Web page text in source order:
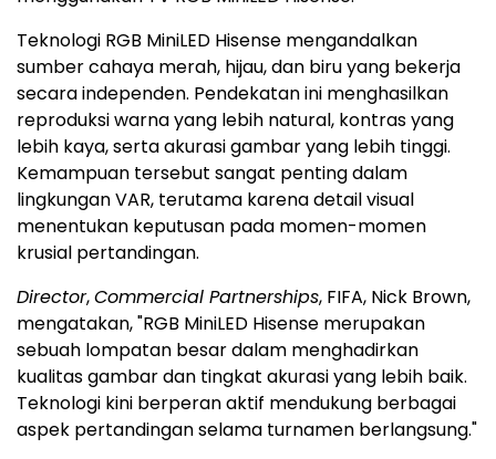
Teknologi RGB MiniLED Hisense mengandalkan
sumber cahaya merah, hijau, dan biru yang bekerja
secara independen. Pendekatan ini menghasilkan
reproduksi warna yang lebih natural, kontras yang
lebih kaya, serta akurasi gambar yang lebih tinggi.
Kemampuan tersebut sangat penting dalam
lingkungan VAR, terutama karena detail visual
menentukan keputusan pada momen-momen
krusial pertandingan.
Director,Commercial Partnerships, FIFA, Nick Brown,
mengatakan, "RGB MiniLED Hisense merupakan
sebuah lompatan besar dalam menghadirkan
kualitas gambar dan tingkat akurasi yang lebih baik.
Teknologi kini berperan aktif mendukung berbagai
aspek pertandingan selama turnamen berlangsung."